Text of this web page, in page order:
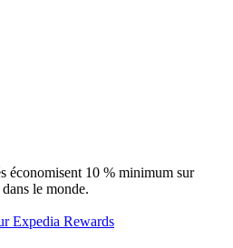
économisent 10 % minimum sur
le monde.
Expedia Rewards